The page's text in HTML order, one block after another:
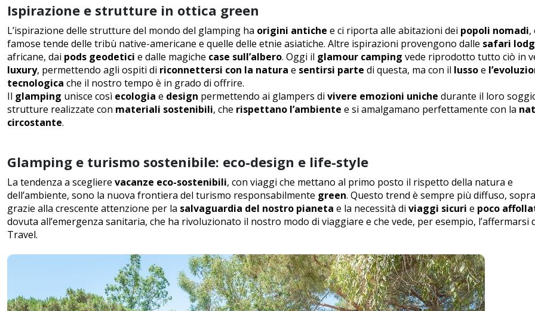
Ispirazione e strutture in ottica green
L’ispirazione delle strutture del mondo del glamping ha origini antiche e ci riporta alle abitazioni dei popoli nomadi,
famose tende delle tribù native-americane e quelle delle etnie asiatiche. Altre ispirazioni provengono dalle safari
africane, dai pods geodetici e dalle magiche case sull’albero. Oggi il glamour camping vede riprodotto tutto ciò in
luxury, permettendo agli ospiti di riconnettersi con la natura e sentirsi parte di questa, ma con il lussoe
tecnologica che il nostro tempo è in grado di offrire.
Il glamping unisce così ecologia e design permettendo ai glampers di vivere emozioni uniche durante il loro
strutture realizzate con materiali sostenibili, che rispettano l’ambiente e si amalgamano perfettamente con la
circostante.
Glamping e turismo sostenibile: eco-design e life-style
La tendenza a scegliere vacanze eco-sostenibili, con viaggi che mettano al primo posto il rispetto della natura e
dell’ambiente, sono la nuova frontiera del turismo responsabilmente green. Questo trend è sempre più diffuso,
grazie alla crescente attenzione per la salvaguardia del nostro pianeta e la necessità di viaggi sicuri e poco
dovuta all’emergenza sanitaria, che ha rivoluzionato il nostro modo di viaggiare e che vede, per esempio, l’affermarsi
Travel.